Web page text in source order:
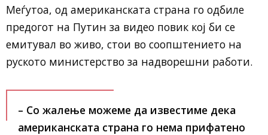
Меѓутоа, од американската страна го одбиле
предогот на Путин за видео повик кој би се
емитувал во живо, стои во соопштението на
руското министерство за надворешни работи.
– Со жалење можеме да известиме дека
американската страна го нема прифатено